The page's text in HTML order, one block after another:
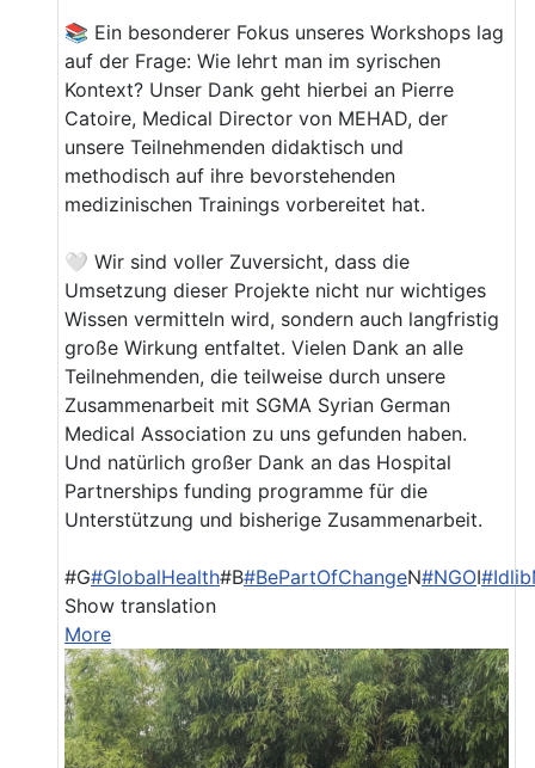
📚 Ein besonderer Fokus unseres Workshops lag
auf der Frage: Wie lehrt man im syrischen
Kontext? Unser Dank geht hierbei an Pierre
Catoire, Medical Director von MEHAD, der
unsere Teilnehmenden didaktisch und
methodisch auf ihre bevorstehenden
medizinischen Trainings vorbereitet hat.
🤍 Wir sind voller Zuversicht, dass die
Umsetzung dieser Projekte nicht nur wichtiges
Wissen vermitteln wird, sondern auch langfristig
große Wirkung entfaltet. Vielen Dank an alle
Teilnehmenden, die teilweise durch unsere
Zusammenarbeit mit SGMA Syrian German
Medical Association zu uns gefunden haben.
Und natürlich großer Dank an das Hospital
Partnerships funding programme für die
Unterstützung und bisherige Zusammenarbeit.
#G#GlobalHealth#B#BePartOfChangeN#NGOI
Show translation
More